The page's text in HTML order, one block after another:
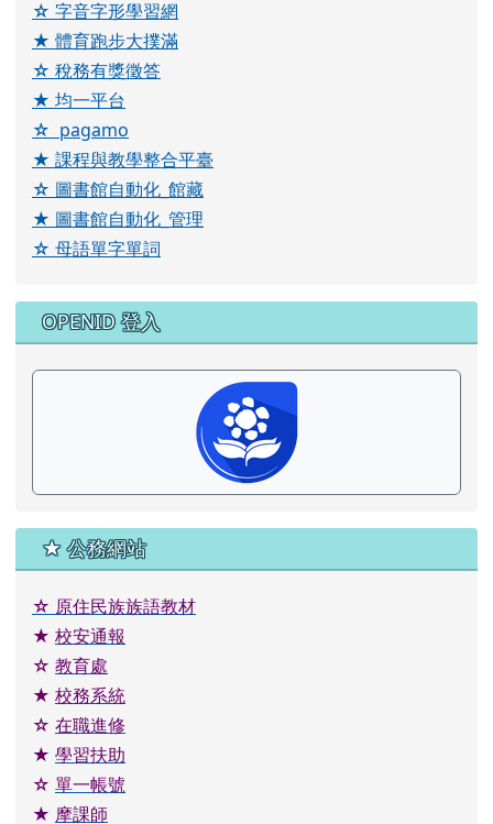
☆ 字音字形學習網
★ 體育跑步大撲滿
☆ 稅務有獎徵答
★ 均一平台
☆ pagamo
★ 課程與教學整合平臺
☆ 圖書館自動化_館藏
★ 圖書館自動化_管理
☆ 母語單字單詞
OPENID 登入
★ 公務網站
☆ 原住民族族語教材
★ 校安通報
☆ 教育處
★ 校務系統
☆ 在職進修
★ 學習扶助
☆ 單一帳號
★ 摩課師